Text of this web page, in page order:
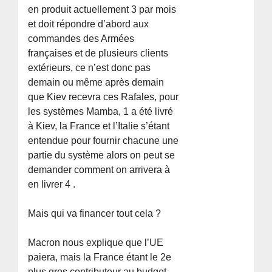
en produit actuellement 3 par mois
et doit répondre d’abord aux
commandes des Armées
françaises et de plusieurs clients
extérieurs, ce n’est donc pas
demain ou même après demain
que Kiev recevra ces Rafales, pour
les systèmes Mamba, 1 a été livré
à Kiev, la France et l’Italie s’étant
entendue pour fournir chacune une
partie du système alors on peut se
demander comment on arrivera à
en livrer 4 .
Mais qui va financer tout cela ?
Macron nous explique que l’UE
paiera, mais la France étant le 2e